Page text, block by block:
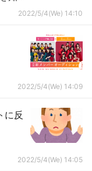
2022/5/4(We) 14:10
2022/5/4(We) 14:09
に反
2022/5/4(We) 14:05